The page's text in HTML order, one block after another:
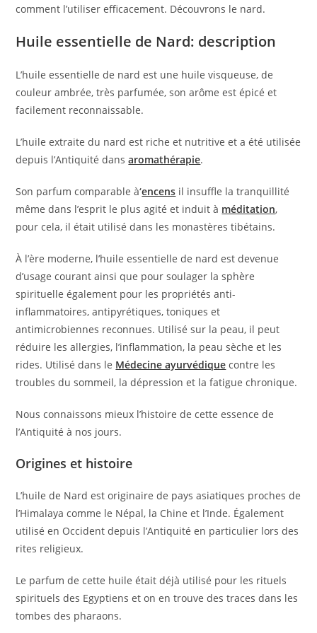
comment l’utiliser efficacement. Découvrons le nard.
Huile essentielle de Nard: description
L’huile essentielle de nard est une huile visqueuse, de
couleur ambrée, très parfumée, son arôme est épicé et
facilement reconnaissable.
L’huile extraite du nard est riche et nutritive et a été utilisée
depuis l’Antiquité dansaromathérapie.
Son parfum comparable à‘encens il insuffle la tranquillité
même dans l’esprit le plus agité et induit à méditation,
pour cela, il était utilisé dans les monastères tibétains.
À l’ère moderne, l’huile essentielle de nard est devenue
d’usage courant ainsi que pour soulager la sphère
spirituelle également pour les propriétés anti-
inflammatoires, antipyrétiques, toniques et
antimicrobiennes reconnues. Utilisé sur la peau, il peut
réduire les allergies, l’inflammation, la peau sèche et les
rides. Utilisé dans le Médecine ayurvédique contre les
troubles du sommeil, la dépression et la fatigue chronique.
Nous connaissons mieux l’histoire de cette essence de
l’Antiquité à nos jours.
Origines et histoire
L’huile de Nard est originaire de pays asiatiques proches de
l’Himalaya comme le Népal, la Chine et l’Inde. Également
utilisé en Occident depuis l’Antiquité en particulier lors des
rites religieux.
Le parfum de cette huile était déjà utilisé pour les rituels
spirituels des Egyptiens et on en trouve des traces dans les
tombes des pharaons.